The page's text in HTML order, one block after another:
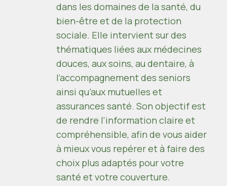
dans les domaines de la santé, du
bien-être et de la protection
sociale. Elle intervient sur des
thématiques liées aux médecines
douces, aux soins, au dentaire, à
l’accompagnement des seniors
ainsi qu’aux mutuelles et
assurances santé. Son objectif est
de rendre l’information claire et
compréhensible, afin de vous aider
à mieux vous repérer et à faire des
choix plus adaptés pour votre
santé et votre couverture.